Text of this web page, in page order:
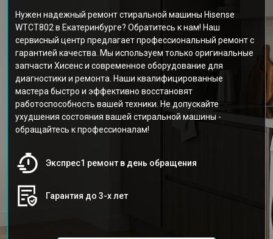
Нужен надежный ремонт стиральной машины Hisense
WTCT802 в Екатеринбурге? Обратитесь к нам! Наш
сервисный центр предлагает профессиональный ремонт с
гарантией качества. Мы используем только оригинальные
запчасти Хисенс и современное оборудование для
диагностики и ремонта. Наши квалифицированные
мастера быстро и эффективно восстановят
работоспособность вашей техники. Не допускайте
ухудшения состояния вашей стиральной машины -
обращайтесь к профессионалам!
Экспрес1 ремонт в день обращения
Гарантия до 3-х лет